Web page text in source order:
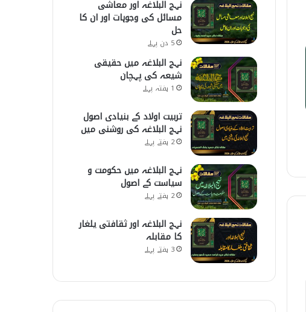
نہج البلاغہ اور معاشی
مسائل کی وجوہات اور ان کا
حل
5 دن پہلے
نہج البلاغہ میں حقیقی
شیعہ کی پہچان
1 ہفتہ پہلے
تربیت اولاد کے بنیادی اصول
نہج البلاغہ کی روشنی میں
2 ہفتے پہلے
نہج البلاغہ میں حکومت و
سیاست کے اصول
2 ہفتے پہلے
نہج البلاغہ اور ثقافتی یلغار
کا مقابلہ
3 ہفتے پہلے